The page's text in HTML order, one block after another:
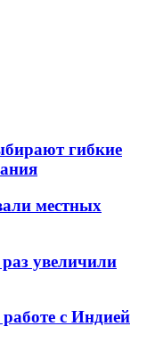
гибкие
местных
увеличили
с Индией